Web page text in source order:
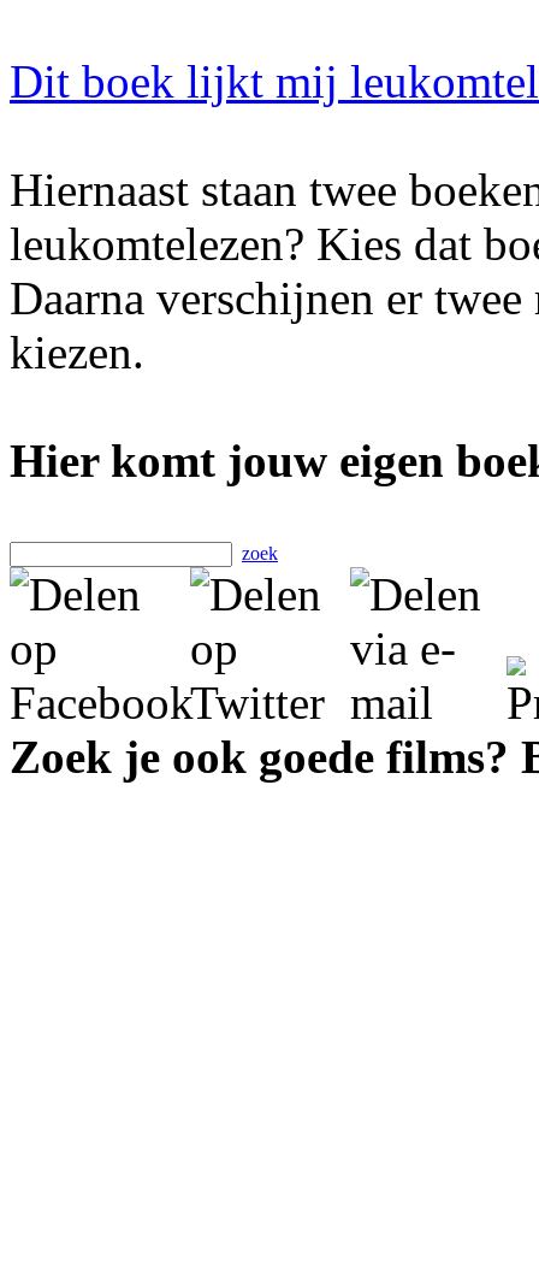
Dit boek lijkt mij
Hiernaast staan twee
leukomtelezen? Kies dat
Daarna verschijnen er
kiezen.
Hier komt jouw eigen
zoek
Zoek je ook goede films?